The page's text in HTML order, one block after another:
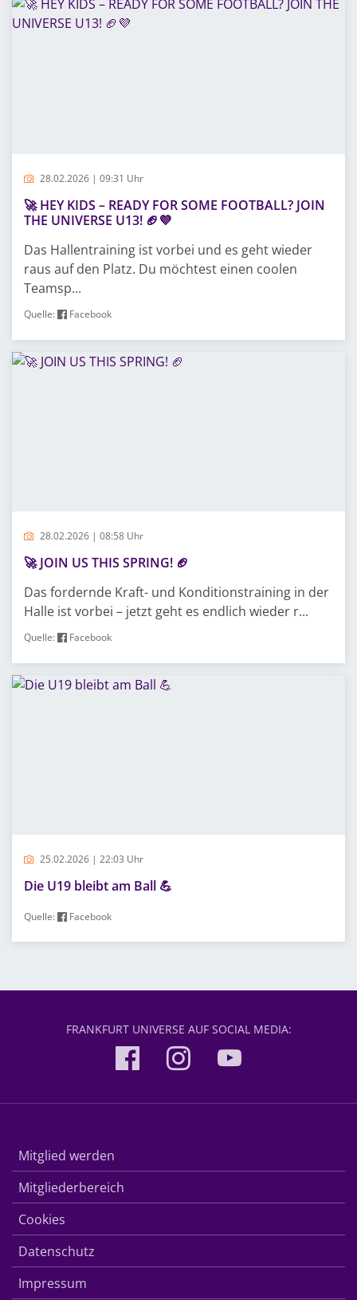
28.02.2026 | 09:31 Uhr
🚀 HEY KIDS – READY FOR SOME FOOTBALL? JOIN
THE UNIVERSE U13! 🏈💜
Das Hallentraining ist vorbei und es geht wieder
raus auf den Platz. Du möchtest einen coolen
Teamsp...
Quelle: Facebook
28.02.2026 | 08:58 Uhr
🚀 JOIN US THIS SPRING! 🏈
Das fordernde Kraft- und Konditionstraining in der
Halle ist vorbei – jetzt geht es endlich wieder r...
Quelle: Facebook
25.02.2026 | 22:03 Uhr
Die U19 bleibt am Ball 💪
Quelle: Facebook
FRANKFURT UNIVERSE AUF SOCIAL MEDIA:
Mitglied werden
Mitgliederbereich
Cookies
Datenschutz
Impressum